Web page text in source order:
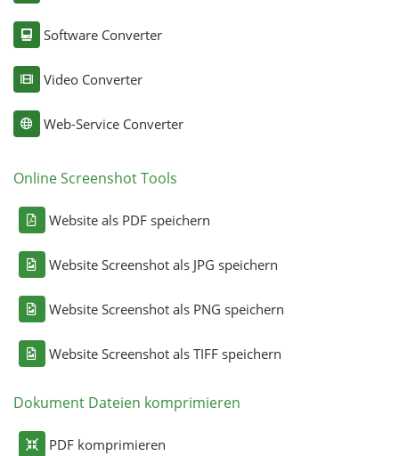
Software Converter
Video Converter
Web-Service Converter
Online Screenshot Tools
Website als PDF speichern
Website Screenshot als JPG speichern
Website Screenshot als PNG speichern
Website Screenshot als TIFF speichern
Dokument Dateien komprimieren
PDF komprimieren